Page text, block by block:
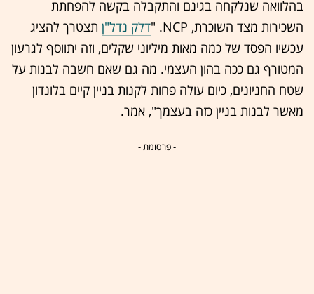
בהלוואה שנלקחה בגינם והתקבלה בקשה להפחתת
השכירות מצד השוכרת, NCP. "
דלק נדל"ן תצטרך להציג
עכשיו הפסד של כמה מאות מיליוני שקלים, וזה יתווסף לגרעון
המטורף גם ככה בהון העצמי. מה גם שאם חשבה לבנות על
שטח החניונים, כיום עולה פחות לקנות בניין קיים בלונדון
מאשר לבנות בניין כזה בעצמך", אמר.
- פרסומת -